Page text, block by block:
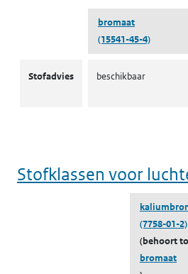
bromaat
(15541-45-4)
Stofadvies beschikbaar
Stofklassen voor
(7758-01-2)
(behoort
bromaat